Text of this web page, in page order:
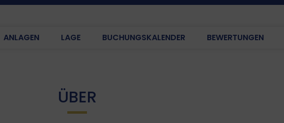
ANLAGEN LAGE BUCHUNGSKALENDER BEWERTUNGEN
ÜBER